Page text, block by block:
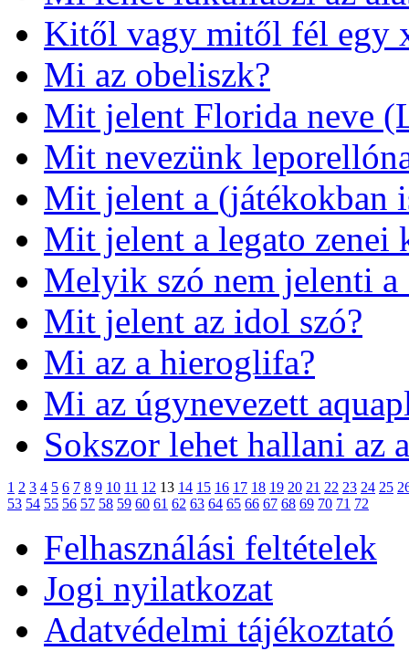
Kitől vagy mitől fél egy
Mi az obeliszk?
Mit jelent Florida neve
Mit nevezünk
Mit jelent a (játékokban
Mit jelent a legato zenei
Melyik szó nem jelenti a
Mit jelent az idol szó?
Mi az a hieroglifa?
Mi az úgynevezett
Sokszor lehet hallani az
1 2 3 4 5 6 7 8 9 10 11 12 13 14 15 16 17 18 19 20 21 22 23 24 25
53 54 55 56 57 58 59 60 61 62 63 64 65 66 67 68 69 70 71 72
Felhasználási feltételek
Jogi nyilatkozat
Adatvédelmi tájékoztató